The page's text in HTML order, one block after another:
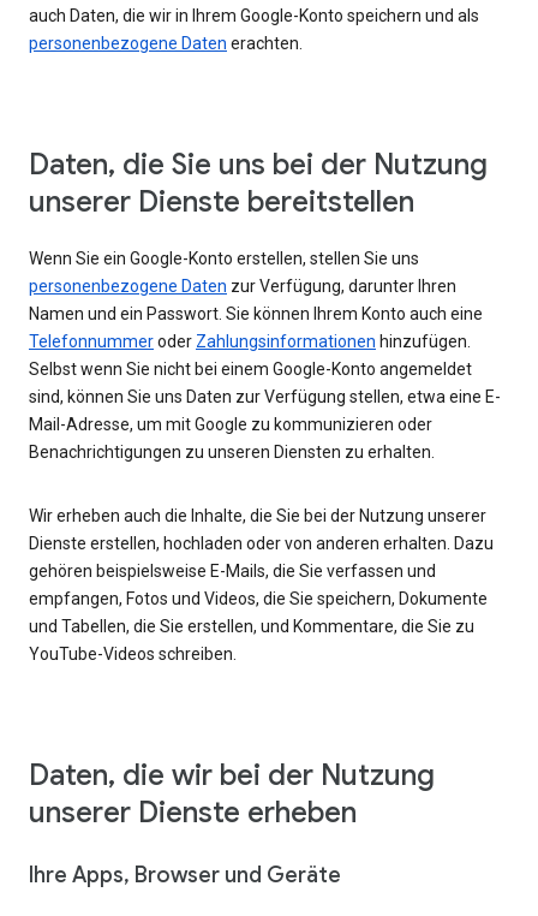
auch Daten, die wir in Ihrem Google-Konto speichern und als
personenbezogene Daten erachten.
Daten, die Sie uns bei der Nutzung
unserer Dienste bereitstellen
Wenn Sie ein Google-Konto erstellen, stellen Sie uns
personenbezogene Daten zur Verfügung, darunter Ihren
Namen und ein Passwort. Sie können Ihrem Konto auch eine
Telefonnummeroder Zahlungsinformationen hinzufügen.
Selbst wenn Sie nicht bei einem Google-Konto angemeldet
sind, können Sie uns Daten zur Verfügung stellen, etwa eine E-
Mail-Adresse, um mit Google zu kommunizieren oder
Benachrichtigungen zu unseren Diensten zu erhalten.
Wir erheben auch die Inhalte, die Sie bei der Nutzung unserer
Dienste erstellen, hochladen oder von anderen erhalten. Dazu
gehören beispielsweise E-Mails, die Sie verfassen und
empfangen, Fotos und Videos, die Sie speichern, Dokumente
und Tabellen, die Sie erstellen, und Kommentare, die Sie zu
YouTube-Videos schreiben.
Daten, die wir bei der Nutzung
unserer Dienste erheben
Ihre Apps, Browser und Geräte